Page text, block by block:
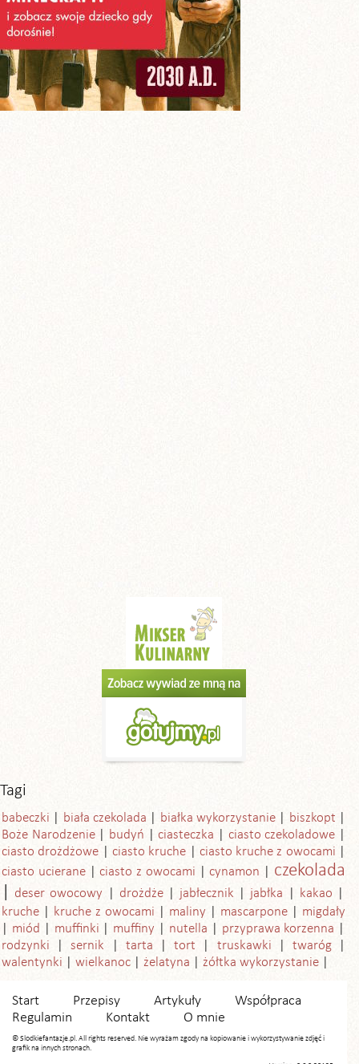
Tagi
babeczki biała czekolada białka wykorzystanie
biszkopt
Boże Narodzenie
budyń ciasteczka
ciasto czekoladowe
ciasto drożdżowe
ciasto kruche
ciasto kruche z owocami
ciasto ucierane
ciasto z owocami cynamon czekolada
deser owocowy drożdże jabłecznik jabłka
kakao
kruche
kruche z owocami maliny mascarpone
migdały
miód
muffinki muffiny nutella
przyprawa korzenna
rodzynki
sernik tarta tort truskawki
twaróg
walentynki
wielkanoc żelatyna żółtka wykorzystanie
Start Przepisy Artykuły
Współpraca
Regulamin
Kontakt O mnie
© Slodkiefantazje.pl. All rights reserved. Nie wyrażam zgody na kopiowanie i wykorzystywanie zdjęć i
grafik na innych stronach.